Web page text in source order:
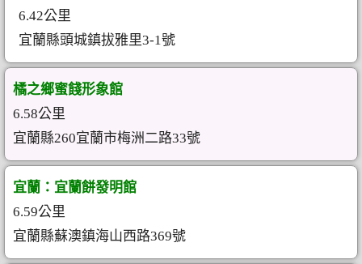
6.42公里
宜蘭縣頭城鎮拔雅里3-1號
橘之鄉蜜餞形象館
6.58公里
宜蘭縣260宜蘭市梅洲二路33號
宜蘭：宜蘭餅發明館
6.59公里
宜蘭縣蘇澳鎮海山西路369號